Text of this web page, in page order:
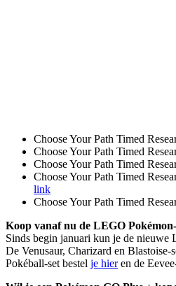
Choose Your Path Timed
Choose Your Path Timed
Choose Your Path Timed
Choose Your Path Timed
link
Choose Your Path Timed
Koop vanaf nu de LEGO
Sinds begin januari kun je de nieuwe
De Venusaur, Charizard en Blastoise-
Pokéball-set bestel je hieren de